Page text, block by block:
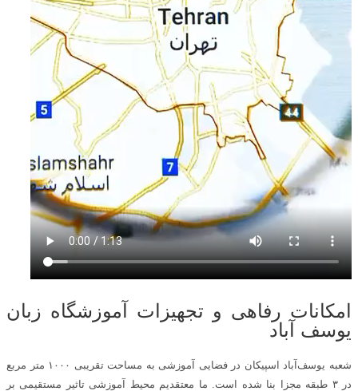
امکانات رفاهی و تجهیزات آموزشگاه زبان
یوسف آباد
شعبه یوسف‌آباد اسپیکان در فضایی آموزشی به مساحت تقریبی ۱۰۰۰ متر مربع
در ۳ طبقه مجزا بنا شده است. ما معتقدیم محیط آموزشی تاثیر مستقیمی بر